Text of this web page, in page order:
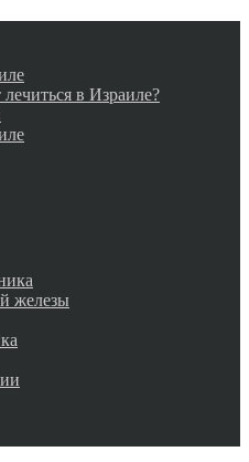
в Израиле?
железы